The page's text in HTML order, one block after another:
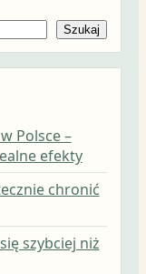
Szukaj
Polsce –
efekty
chronić
szybciej niż